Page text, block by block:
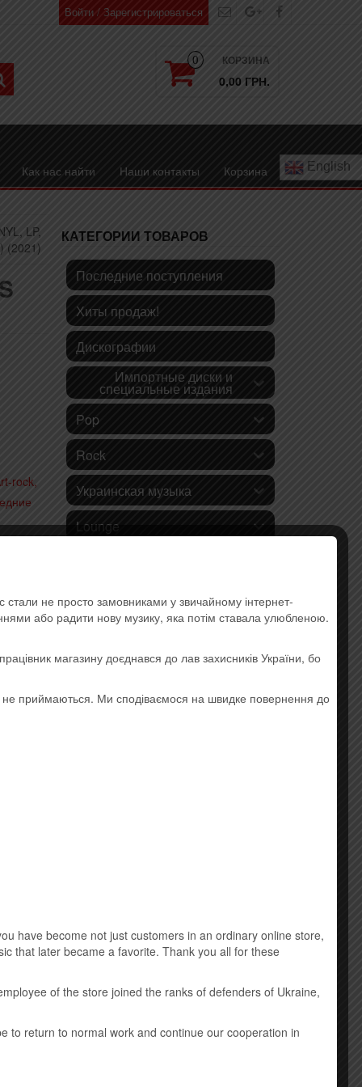
Войти / Зарегистрироваться
0 КОРЗИНА
0,00 ГРН.
Как нас найти Наши контакты Корзина English
LP,
(2021)
rock,
КАТЕГОРИИ ТОВАРОВ
Последние поступления
Хиты продаж!
Дискографии
Импортные диски и
специальные издания
Pop
Rock
Украинская музыка
Lounge
Electronic Music
Jazz and Blues
Ethnic music
Саундтрек
Шансон
не просто замовниками у звичайному інтернет-
або радити нову музику, яка потім ставала улюбленою.
магазину доєднався до лав захисників України, бо
приймаються. Ми сподіваємося на швидке повернення до
have become not just customers in an ordinary online store,
that later became a favorite. Thank you all for these
of the store joined the ranks of defenders of Ukraine,
to return to normal work and continue our cooperation in